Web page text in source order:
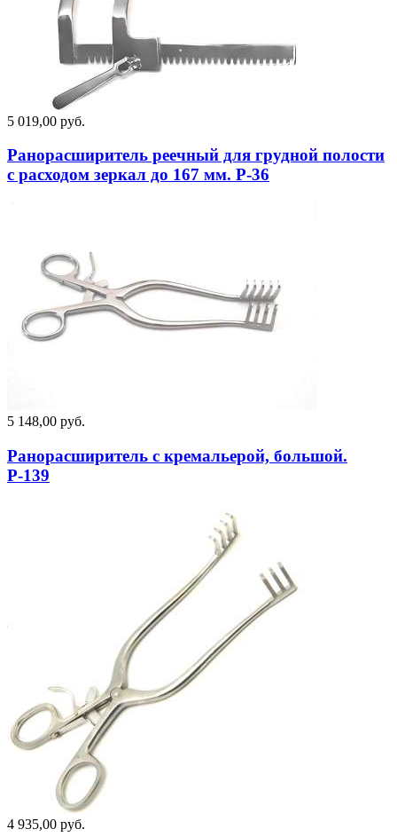
5 019,00 руб.
Ранорасширитель реечный для грудной полости
с расходом зеркал до 167 мм. Р-36
5 148,00 руб.
Ранорасширитель с кремальерой, большой.
Р-139
4 935,00 руб.